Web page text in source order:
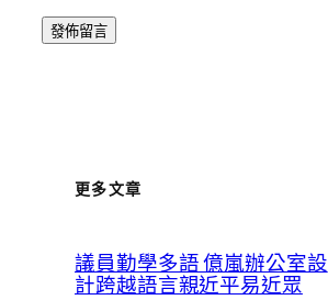
更多文章
議員勤學多語 億嵐辦公室設
計跨越語言親近平易近眾